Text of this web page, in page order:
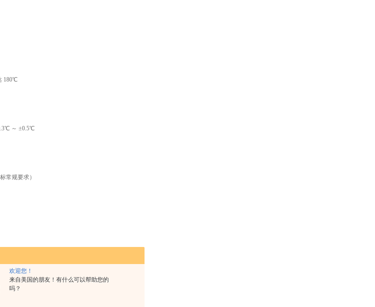
欢迎您！
来自美国的朋友！有什么可以帮助您的
吗？
180℃
～ ±0.5℃
常规要求）
min、3℃/min、5℃/min
速率
速，交变试验必须明确线性速率。
恒温箱的核心）